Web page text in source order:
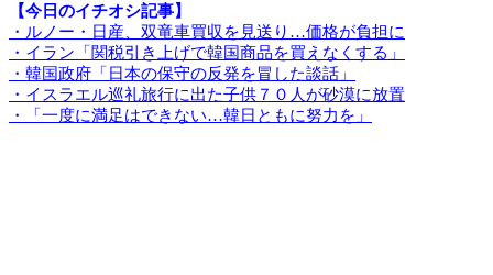
【今日のイチオシ記事】
・ルノー・日産、双竜車買収を見送り…価格が負担に
・イラン「関税引き上げで韓国商品を買えなくする」
・韓国政府「日本の保守の反発を冒した談話」
・イスラエル巡礼旅行に出た子供７０人が砂漠に放置
・「一度に満足はできない…韓日ともに努力を」